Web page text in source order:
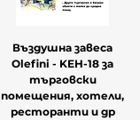
Въздушна завеса
Olefini - KEH-18 за
търговски
помещения, хотели,
ресторанти и др